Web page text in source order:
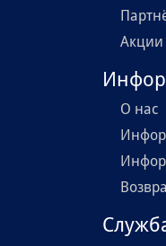
Акции
О нас